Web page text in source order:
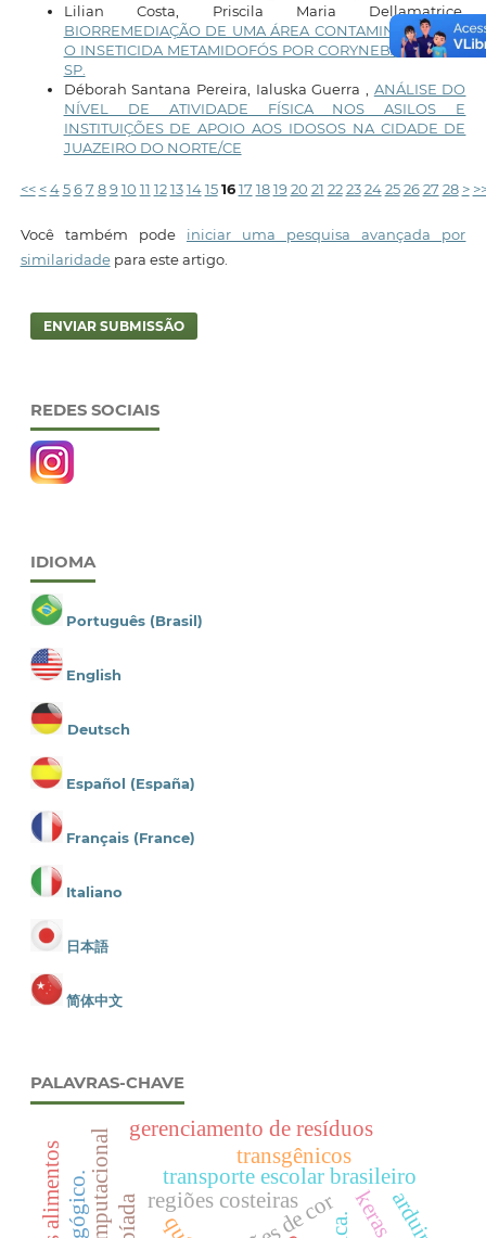
Lilian Costa, Priscila Maria Dellamatrice,
BIORREMEDIAÇÃO DE UMA ÁREA CONTAMINADA COM
O INSETICIDA METAMIDOFÓS POR CORYNEBACTERIUM
SP.
Déborah Santana Pereira, Ialuska Guerra , ANÁLISE DO
NÍVEL DE ATIVIDADE FÍSICA NOS ASILOS E
INSTITUIÇÕES DE APOIO AOS IDOSOS NA CIDADE DE
JUAZEIRO DO NORTE/CE
<< < 4 5 6 7 8 9 10 11 12 13 14 15 16 17 18 19 20 21 22 23 24 25 26 27 28 >
Você também pode iniciar uma pesquisa avançada por
similaridadepara este artigo.
ENVIAR SUBMISSÃO
REDES SOCIAIS
IDIOMA
Português (Brasil)
English
Deutsch
Español (España)
Français (France)
Italiano
日本語
简体中文
PALAVRAS-CHAVE
transporte escolar brasileiro
regiões costeiras keras
transgênicos
gerenciamento de resíduos